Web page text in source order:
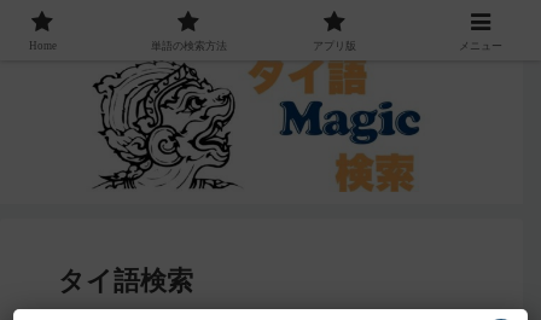
タイ語検索
Home 単語の検索方法 アプリ版 メニュー